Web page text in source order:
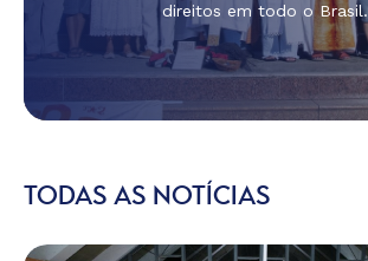
direitos em todo o Brasil.
TODAS AS NOTÍCIAS